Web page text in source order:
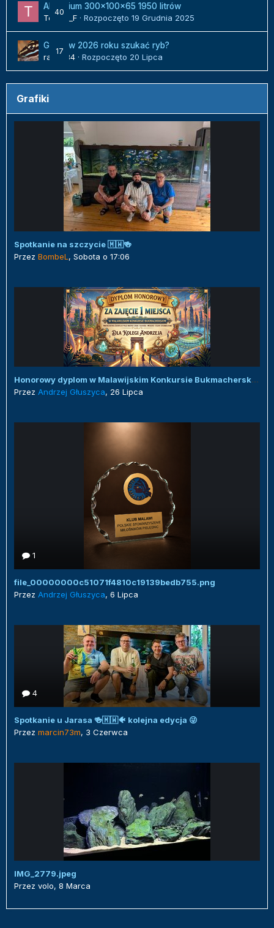
40
Akwarium 300x100x65 1950 litrów
Tomek_F · Rozpoczęto 19 Grudnia 2025
17
Gdzie w 2026 roku szukać ryb?
radek84 · Rozpoczęto 20 Lipca
Grafiki
Spotkanie na szczycie 🇲🇼🍻
Przez BombeL , Sobota o 17:06
Honorowy dyplom w Malawijskim Konkursie Bukmacherskim :)
Przez Andrzej Głuszyca, 26 Lipca
1
file_00000000c51071f4810c19139bedb755.png
Przez Andrzej Głuszyca, 6 Lipca
4
Spotkanie u Jarasa 🍻🇲🇼🐠 kolejna edycja 😜
Przez marcin73m, 3 Czerwca
IMG_2779.jpeg
Przez volo, 8 Marca